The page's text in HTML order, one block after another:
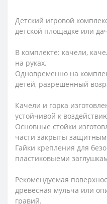
Детский игровой
детской площадке или
В комплекте: качели,
на руках.
Одновременно на
детей, разрешенный
Качели и горка
устойчивой к
Основные стойки
части закрыты
Гайки крепления для
пластиковыеми
Рекомендуемая
древесная мульча или
гравий.